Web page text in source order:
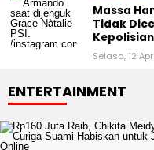
Massa
Tidak
Kepolisian
Selasa, 12
ENTERTAINMENT